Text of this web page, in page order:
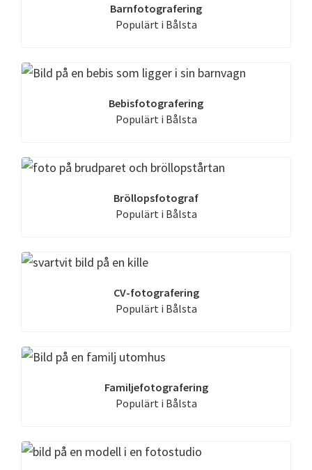
Barnfotografering
Populärt i Bålsta
Bebisfotografering
Populärt i Bålsta
Bröllopsfotograf
Populärt i Bålsta
CV-fotografering
Populärt i Bålsta
Familjefotografering
Populärt i Bålsta